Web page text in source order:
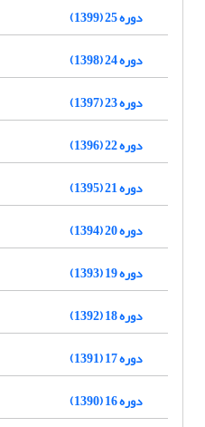
دوره 25 (1399)
دوره 24 (1398)
دوره 23 (1397)
دوره 22 (1396)
دوره 21 (1395)
دوره 20 (1394)
دوره 19 (1393)
دوره 18 (1392)
دوره 17 (1391)
دوره 16 (1390)